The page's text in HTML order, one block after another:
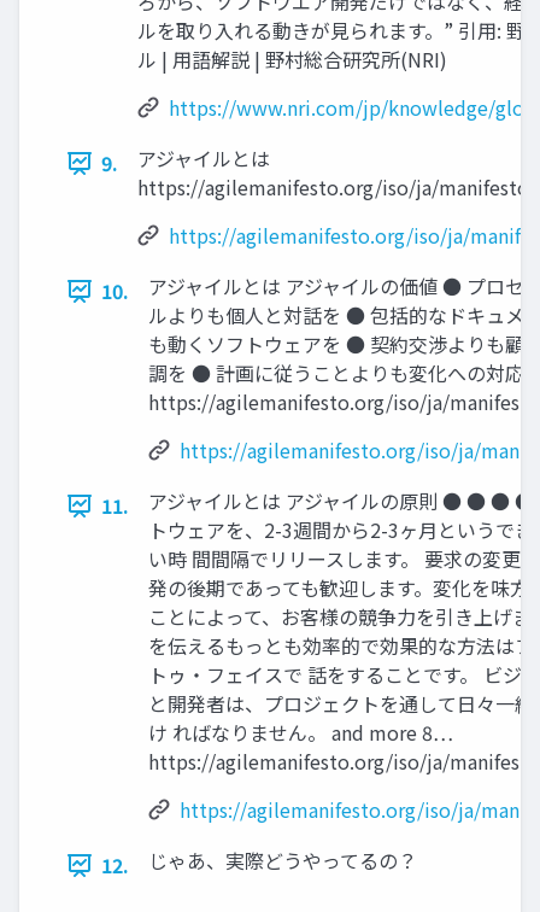
ルを取り入れる動きが見られます。” 引用: 野
ル | 用語解説 | 野村総合研究所(NRI)
https://www.nri.com/jp/knowledge/
9.
アジャイルとは
https://agilemanifesto.org/iso/ja/
https://agilemanifesto.org/iso/ja/
10.
アジャイルとは アジャイルの価値 ● プロセ
ルよりも個人と対話を ● 包括的なドキュメ
も動くソフトウェアを ● 契約交渉よりも顧
調を ● 計画に従うことよりも変化への対応
https://agilemanifesto.org/iso/ja/
https://agilemanifesto.org/iso/ja/
11.
アジャイルとは アジャイルの原則 ● ● ● ●
トウェアを、2-3週間から2-3ヶ月というで
い時 間間隔でリリースします。 要求の変更
発の後期であっても歓迎します。変化を味方
ことによって、お客様の競争力を引き上げま
を伝えるもっとも効率的で効果的な方法は
トゥ・フェイスで 話をすることです。 ビジ
と開発者は、プロジェクトを通して日々一
け ればなりません。 and more 8…
https://agilemanifesto.org/iso/ja/
https://agilemanifesto.org/iso/ja/
12.
じゃあ、実際どうやってるの？